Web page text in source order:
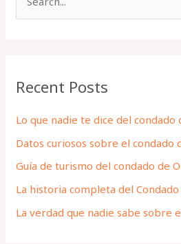
c
f
o
r
:
Recent Posts
Lo que nadie te dice del condado
Datos curiosos sobre el condado
Guía de turismo del condado de
La historia completa del
La verdad que nadie sabe sobre